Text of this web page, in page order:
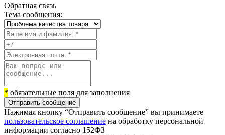
Обратная связь
Тема сообщения:
* обязательные поля для заполнения
Отправить сообщение
Нажимая кнопку “Отправить сообщение” вы принимаете
пользовательское соглашение на обработку персональной
информации согласно 152ФЗ